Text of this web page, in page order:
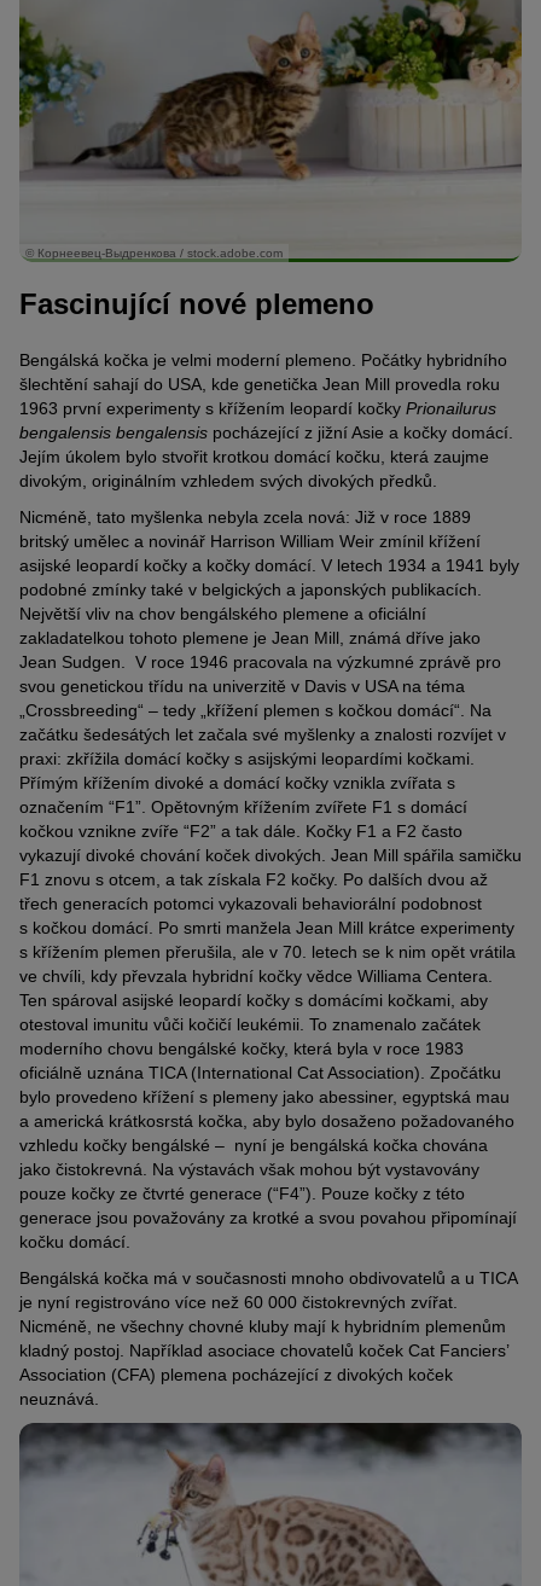
© Корнеевец-Выдренкова / stock.adobe.com
Fascinující nové plemeno
Bengálská kočka je velmi moderní plemeno. Počátky hybridního
šlechtění sahají do USA, kde genetička Jean Mill provedla roku
1963 první experimenty s křížením leopardí kočky Prionailurus
bengalensis bengalensis pocházející z jižní Asie a kočky domácí.
Jejím úkolem bylo stvořit krotkou domácí kočku, která zaujme
divokým, originálním vzhledem svých divokých předků.
Nicméně, tato myšlenka nebyla zcela nová: Již v roce 1889
britský umělec a novinář Harrison William Weir zmínil křížení
asijské leopardí kočky a kočky domácí. V letech 1934 a 1941 byly
podobné zmínky také v belgických a japonských publikacích.
Největší vliv na chov bengálského plemene a oficiální
zakladatelkou tohoto plemene je Jean Mill, známá dříve jako
Jean Sudgen. V roce 1946 pracovala na výzkumné zprávě pro
svou genetickou třídu na univerzitě v Davis v USA na téma
„Crossbreeding“ – tedy „křížení plemen s kočkou domácí“. Na
začátku šedesátých let začala své myšlenky a znalosti rozvíjet v
praxi: zkřížila domácí kočky s asijskými leopardími kočkami.
Přímým křížením divoké a domácí kočky vznikla zvířata s
označením “F1”. Opětovným křížením zvířete F1 s domácí
kočkou vznikne zvíře “F2” a tak dále. Kočky F1 a F2 často
vykazují divoké chování koček divokých. Jean Mill spářila samičku
F1 znovu s otcem, a tak získala F2 kočky. Po dalších dvou až
třech generacích potomci vykazovali behaviorální podobnost
s kočkou domácí. Po smrti manžela Jean Mill krátce experimenty
s křížením plemen přerušila, ale v 70. letech se k nim opět vrátila
ve chvíli, kdy převzala hybridní kočky vědce Williama Centera.
Ten spároval asijské leopardí kočky s domácími kočkami, aby
otestoval imunitu vůči kočičí leukémii. To znamenalo začátek
moderního chovu bengálské kočky, která byla v roce 1983
oficiálně uznána TICA (International Cat Association). Zpočátku
bylo provedeno křížení s plemeny jako abessiner, egyptská mau
a americká krátkosrstá kočka, aby bylo dosaženo požadovaného
vzhledu kočky bengálské – nyní je bengálská kočka chována
jako čistokrevná. Na výstavách však mohou být vystavovány
pouze kočky ze čtvrté generace (“F4”). Pouze kočky z této
generace jsou považovány za krotké a svou povahou připomínají
kočku domácí.
Bengálská kočka má v současnosti mnoho obdivovatelů a u TICA
je nyní registrováno více než 60 000 čistokrevných zvířat.
Nicméně, ne všechny chovné kluby mají k hybridním plemenům
kladný postoj. Například asociace chovatelů koček Cat Fanciers’
Association (CFA) plemena pocházející z divokých koček
neuznává.